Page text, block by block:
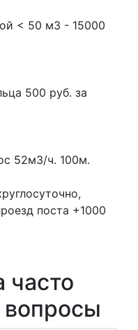
< 50 м3 - 15000
500 руб. за
52м3/ч. 100м.
поста +1000
часто